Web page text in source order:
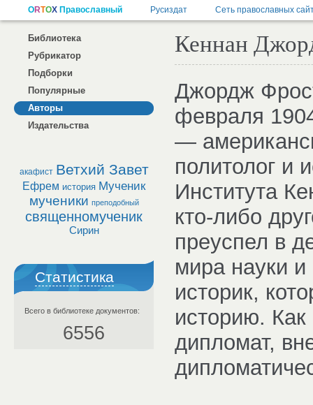
Библиотека
Рубрикатор
Подборки
Популярные
Авторы
Издательства
акафист Ветхий Завет
Ефрем история Мученик
мученики преподобный
священномученик
Сирин
Статистика
Всего в библиотеке документов:
6556
Кеннан
Джордж
февраля
—
политолог и
Института
кто-либо
преуспел в
мира науки
историк,
историю.
дипломат,